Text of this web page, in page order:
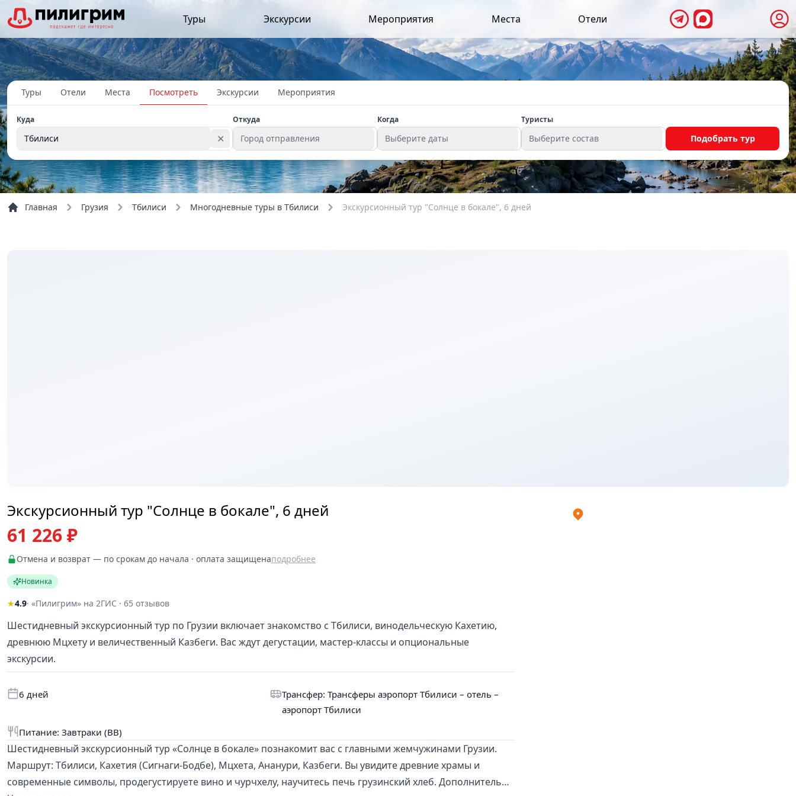
Туры Экскурсии Мероприятия Места Отели
Туры Отели Места Посмотреть Экскурсии Мероприятия
Куда
Тбилиси ✕
Откуда
Город отправления
Когда
Выберите даты
Туристы
Выберите состав Подобрать тур
Главная Грузия Тбилиси Многодневные туры в Тбилиси Экскурсионный тур "Солнце в бокале", 6 дней
Экскурсионный тур "Солнце в бокале", 6 дней
61 226 ₽
Отмена и возврат — по срокам до начала · оплата защищенаподробнее
Новинка
★4.9· «Пилигрим» на 2ГИС · 65 отзывов
Шестидневный экскурсионный тур по Грузии включает знакомство с Тбилиси, винодельческую Кахетию,
древнюю Мцхету и величественный Казбеги. Вас ждут дегустации, мастер-классы и опциональные
экскурсии.
6 дней
Трансфер: Трансферы аэропорт Тбилиси – отель –
аэропорт Тбилиси
Питание: Завтраки (BB)
Шестидневный экскурсионный тур «Солнце в бокале» познакомит вас с главными жемчужинами Грузии.
Маршрут: Тбилиси, Кахетия (Сигнаги-Бодбе), Мцхета, Ананури, Казбеги. Вы увидите древние храмы и
современные символы, продегустируете вино и чурчхелу, научитесь печь грузинский хлеб. Дополнительно